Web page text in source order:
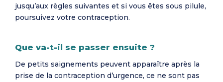
jusqu’aux règles suivantes et si vous êtes sous pilule,
poursuivez votre contraception.
Que va-t-il se passer ensuite ?
De petits saignements peuvent apparaître après la
prise de la contraception d’urgence, ce ne sont pas